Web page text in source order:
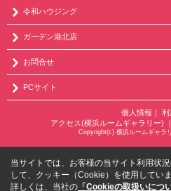
令和ハウジング
ガーデン港北店
お問合せ
PCサイト
個人情報
利
アクセス(横浜ルームギャラリー)
Copyright(c) 横浜ルームギャラ
当サイトでは、お客様の当サイト利用状
して、クッキー（Cookie）を使用していま
詳しくは、当社の 「Cookieの取扱いにつ